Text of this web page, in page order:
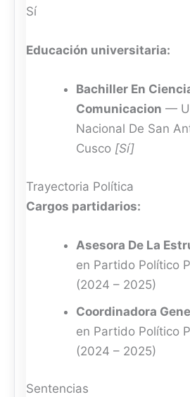
Sí
Educación universitaria:
Bachiller En
Comunicacion —
Nacional De San
Cusco [Sí]
Trayectoria Política
Cargos partidarios:
Asesora De La
en Partido Político
(2024 – 2025)
Coordinadora
en Partido Político
(2024 – 2025)
Sentencias